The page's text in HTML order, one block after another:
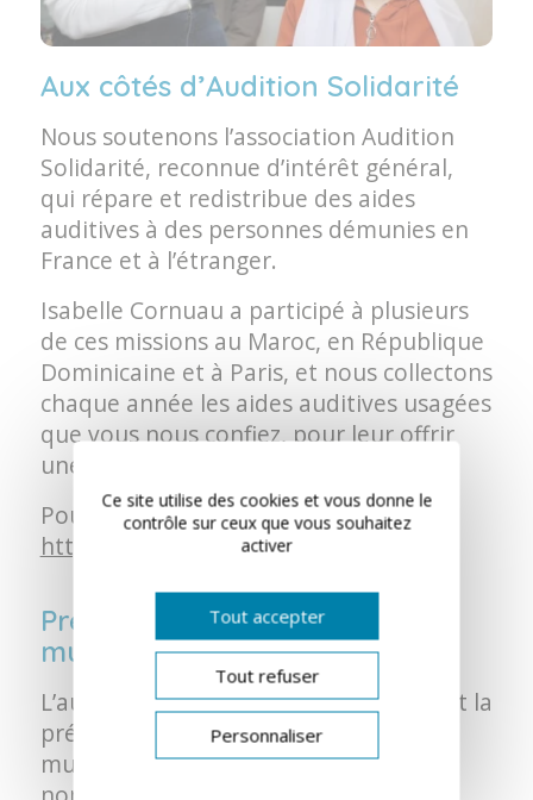
Aux côtés d’Audition Solidarité
Nous soutenons l’association Audition
Solidarité, reconnue d’intérêt général,
qui répare et redistribue des aides
auditives à des personnes démunies en
France et à l’étranger.
Isabelle Cornuau a participé à plusieurs
de ces missions au Maroc, en République
Dominicaine et à Paris, et nous collectons
chaque année les aides auditives usagées
que vous nous confiez, pour leur offrir
une seconde vie.
Pour en savoir plus :
https://www.auditionsolidarite.org/fr/
Prévention auditive des
musiciens
L’autre mission de cette association est la
prévention auditive auprès des
musiciens. Nous accompagnons de
Ce site utilise des cookies et vous donne le
contrôle sur ceux que vous souhaitez
activer
Tout accepter
Tout refuser
Personnaliser